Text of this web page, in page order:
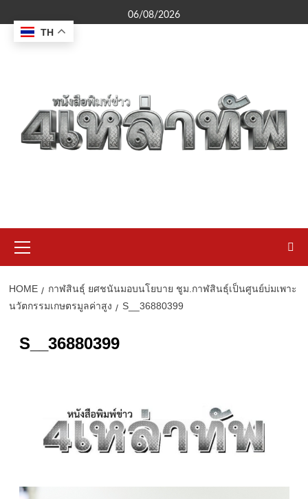
to
content
06/08/2026
Menu
HOME
กาฬสินธุ์ ยศชนันมอบนโยบาย ชูม.กาฬสินธุ์เป็นศูนย์บ่มเพาะ
นวัตกรรมเกษตรมูลค่าสูง
S__36880399
S__36880399
TH